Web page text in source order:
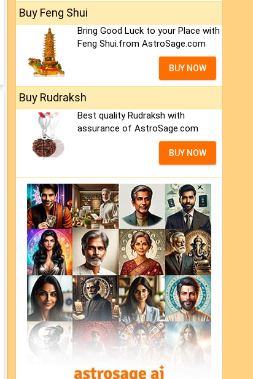
Buy Feng Shui
Bring Good Luck to your Place with
Feng Shui.from AstroSage.com
BUY NOW
Buy Rudraksh
Best quality Rudraksh with
assurance of AstroSage.com
BUY NOW